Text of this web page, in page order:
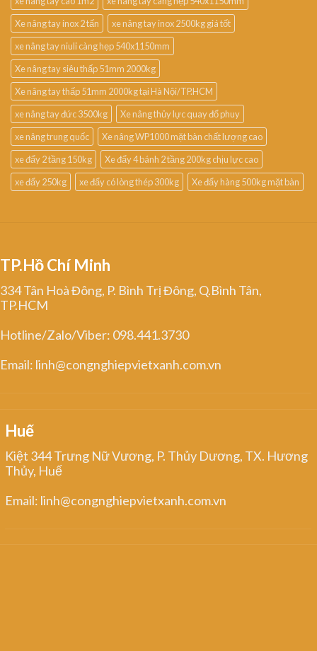
Xe nâng tay inox 2 tấn
xe nâng tay inox 2500kg giá tốt
xe nâng tay niuli càng hẹp 540x1150mm
Xe nâng tay siêu thấp 51mm 2000kg
Xe nâng tay thấp 51mm 2000kg tại Hà Nội/TP.HCM
xe nâng tay đức 3500kg
Xe nâng thủy lực quay đổ phuy
xe nâng trung quốc
Xe nâng WP1000 mặt bàn chất lượng cao
xe đẩy 2 tầng 150kg
Xe đẩy 4 bánh 2 tầng 200kg chịu lực cao
xe đẩy 250kg
xe đẩy có lòng thép 300kg Xe đẩy hàng 500kg mặt bàn
TP.Hồ Chí Minh
334 Tân Hoà Đông, P. Bình Trị Đông, Q.Bình Tân,
TP.HCM
Hotline/Zalo/Viber: 098.441.3730
Email: linh@congnghiepvietxanh.com.vn
Huế
Kiệt 344 Trưng Nữ Vương, P. Thủy Dương, TX. Hương
Thủy, Huế
Email: linh@congnghiepvietxanh.com.vn